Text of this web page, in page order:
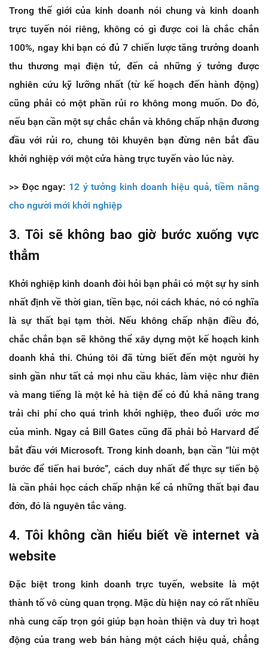
Trong thế giới của kinh doanh nói chung và kinh doanh
trực tuyến nói riêng, không có gì được coi là chắc chắn
100%, ngay khi bạn có đủ 7 chiến lược tăng trưởng doanh
thu thương mại điện tử, đến cả những ý tưởng được
nghiên cứu kỹ lưỡng nhất (từ kế hoạch đến hành động)
cũng phải có một phần rủi ro không mong muốn. Do đó,
nếu bạn cần một sự chắc chắn và không chấp nhận đương
đầu với rủi ro, chung tôi khuyên bạn đừng nên bắt đầu
khởi nghiệp với một cửa hàng trực tuyến vào lúc này.
>> Đọc ngay: 12 ý tưởng kinh doanh hiệu quả, tiềm năng
cho người mới khởi nghiệp
3. Tôi sẽ không bao giờ bước xuống vực
thẳm
Khởi nghiệp kinh doanh đòi hỏi bạn phải có một sự hy sinh
nhất định về thời gian, tiền bạc, nói cách khác, nó có nghĩa
là sự thất bại tạm thời. Nếu không chấp nhận điều đó,
chắc chắn bạn sẽ không thể xây dựng một kế hoạch kinh
doanh khả thi. Chúng tôi đã từng biết đến một người hy
sinh gần như tất cả mọi nhu cầu khác, làm việc như điên
và mang tiếng là một kẻ hà tiện để có đủ khả năng trang
trải chi phí cho quá trình khởi nghiệp, theo đuổi ước mơ
của mình. Ngay cả Bill Gates cũng đã phải bỏ Harvard để
bắt đầu với Microsoft. Trong kinh doanh, bạn cần “lùi một
bước để tiến hai bước”, cách duy nhất để thực sự tiến bộ
là cần phải học cách chấp nhận kể cả những thất bại đau
đớn, đó là nguyên tắc vàng.
4. Tôi không cần hiểu biết về internet và
website
Đặc biệt trong kinh doanh trực tuyến, website là một
thành tố vô cùng quan trọng. Mặc dù hiện nay có rất nhiều
nhà cung cấp trọn gói giúp bạn hoàn thiện và duy trì hoạt
động của trang web bán hàng một cách hiệu quả, chẳng